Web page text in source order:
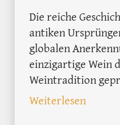
Die reiche
antiken
globalen
einzigartige Wein
Weintradition
Weiterlesen: